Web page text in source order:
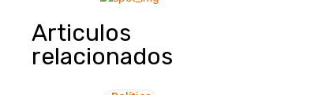
Articulos
relacionados